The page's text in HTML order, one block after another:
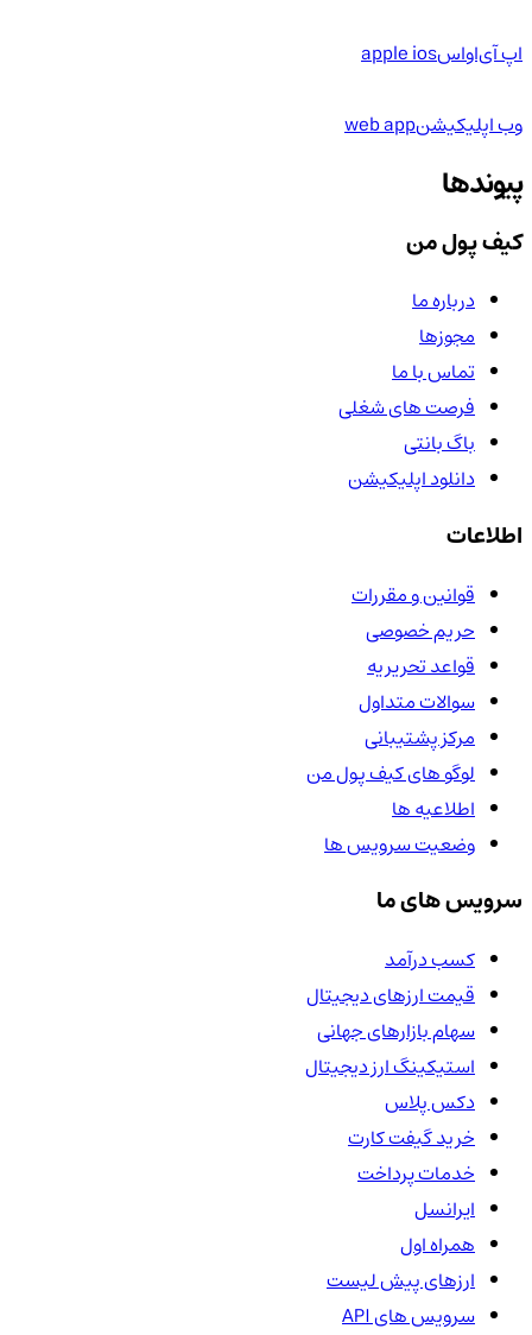
اپ آی‌او‌اسapple ios
وب اپلیکیشنweb app
پیوندها
کیف پول من
درباره ما
مجوزها
تماس با ما
فرصت های شغلی
باگ بانتی
دانلود اپلیکیشن
اطلاعات
قوانین و مقررات
حریم خصوصی
قواعد تحریریه
سوالات متداول
مرکز پشتیبانی
لوگو های کیف پول من
اطلاعیه ها
وضعیت سرویس ها
سرویس های ما
کسب درآمد
قیمت ارزهای دیجیتال
سهام بازارهای جهانی
استیکینگ ارز دیجیتال
دکس پلاس
خرید گیفت کارت
خدمات پرداخت
ایرانسل
همراه اول
ارزهای پیش لیست
سرویس های API